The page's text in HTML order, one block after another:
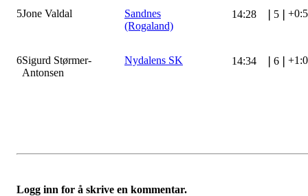
5Jone Valdal
Sandnes
(Rogaland)
14:28 5
6Sigurd Størmer-
Antonsen
Nydalens SK 14:34 6
Logg inn for å skrive en kommentar.